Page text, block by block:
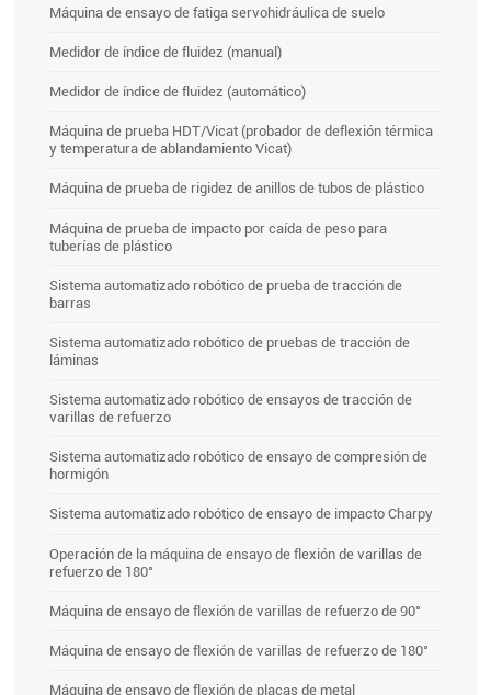
Máquina de ensayo de fatiga servohidráulica de suelo
Medidor de índice de fluidez (manual)
Medidor de índice de fluidez (automático)
Máquina de prueba HDT/Vicat (probador de deflexión térmica
y temperatura de ablandamiento Vicat)
Máquina de prueba de rigidez de anillos de tubos de plástico
Máquina de prueba de impacto por caída de peso para
tuberías de plástico
Sistema automatizado robótico de prueba de tracción de
barras
Sistema automatizado robótico de pruebas de tracción de
láminas
Sistema automatizado robótico de ensayos de tracción de
varillas de refuerzo
Sistema automatizado robótico de ensayo de compresión de
hormigón
Sistema automatizado robótico de ensayo de impacto Charpy
Operación de la máquina de ensayo de flexión de varillas de
refuerzo de 180°
Máquina de ensayo de flexión de varillas de refuerzo de 90°
Máquina de ensayo de flexión de varillas de refuerzo de 180°
Máquina de ensayo de flexión de placas de metal